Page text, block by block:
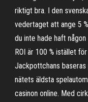
riktigt bra. I den
vedertaget att ange 5
du inte hade haft
ROI är 100 % istället
Jackpottchans baseras
nätets äldsta
casinon online. Med